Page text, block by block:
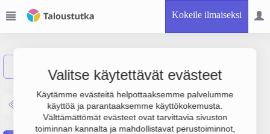
Kokeile ilmaiseksi
Valitse käytettävät evästeet
Käytämme evästeitä helpottaaksemme palvelumme
käyttöä ja parantaaksemme käyttökokemusta.
Välttämättömät evästeet ovat tarvittavia sivuston
toiminnan kannalta ja mahdollistavat perustoiminnot,
Rovaniemen Turvacenter
Oy